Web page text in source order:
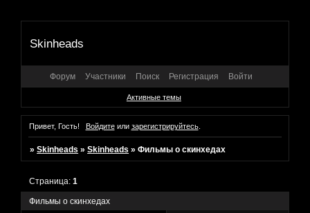
Skinheads
Форум Участники Поиск Регистрация Войти
Активные темы
Привет, Гость! Войдитеили зарегистрируйтесь.
»Skinheads »Skinheads »Фильмы о скинхедах
Фильмы о скинхедах
Страница:1